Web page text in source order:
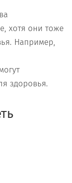
хотя они тоже
Например,
здоровья.